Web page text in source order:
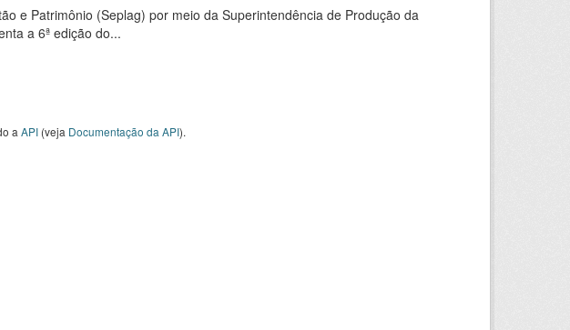
e Patrimônio (Seplag) por meio da Superintendência de Produção da
a 6ª edição do...
a API (veja Documentação da API).